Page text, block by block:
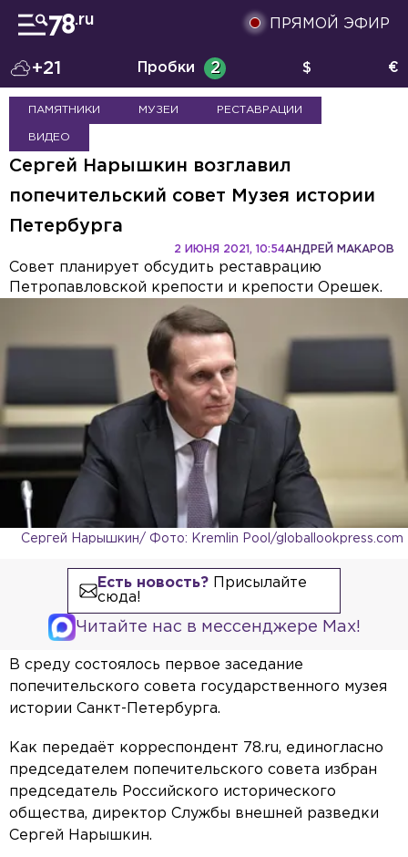
ПРЯМОЙ ЭФИР
+21 Пробки 2 $ €
ПАМЯТНИКИ МУЗЕИ РЕСТАВРАЦИИ
ВИДЕО
Сергей Нарышкин возглавил
попечительский совет Музея истории
Петербурга
АНДРЕЙ МАКАРОВ
2 ИЮНЯ 2021, 10:54
Совет планирует обсудить реставрацию
Петропавловской крепости и крепости Орешек.
Сергей Нарышкин/ Фото: Kremlin Pool/globallookpress.com
Есть новость?Присылайте
сюда!
Читайте нас в мессенджере Max!
В среду состоялось первое заседание
попечительского совета государственного музея
истории Санкт-Петербурга.
Как передаёт корреспондент 78.ru, единогласно
председателем попечительского совета избран
председатель Российского исторического
общества, директор Службы внешней разведки
Сергей Нарышкин.